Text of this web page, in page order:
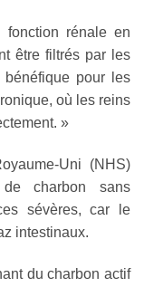
rénale en
être filtrés par les
bénéfique pour les
où les reins
»
Uni (NHS)
charbon sans
sévères, car le
intestinaux.
du charbon actif